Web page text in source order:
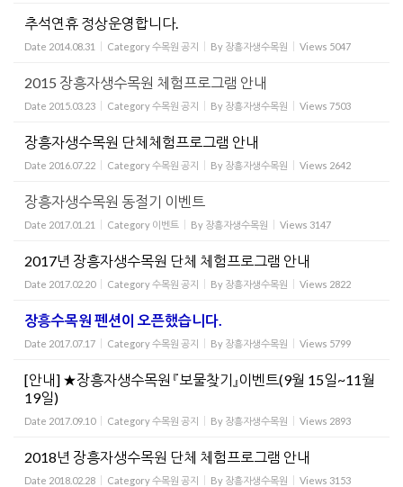
추석연휴 정상운영합니다.
Date 2014.08.31 Category수목원 공지 By 장흥자생수목원 Views 5047
2015 장흥자생수목원 체험프로그램 안내
Date 2015.03.23 Category수목원 공지 By 장흥자생수목원 Views 7503
장흥자생수목원 단체체험프로그램 안내
Date 2016.07.22 Category수목원 공지 By 장흥자생수목원 Views 2642
장흥자생수목원 동절기 이벤트
Date 2017.01.21 Category 이벤트 By 장흥자생수목원 Views 3147
2017년 장흥자생수목원 단체 체험프로그램 안내
Date 2017.02.20 Category수목원 공지 By 장흥자생수목원 Views 2822
장흥수목원 펜션이 오픈했습니다.
Date 2017.07.17 Category수목원 공지 By 장흥자생수목원 Views 5799
[안내] ★장흥자생수목원 『보물찾기』이벤트(9월 15일~11월
19일)
Date 2017.09.10 Category수목원 공지 By 장흥자생수목원 Views 2893
2018년 장흥자생수목원 단체 체험프로그램 안내
Date 2018.02.28 Category수목원 공지 By 장흥자생수목원 Views 3153